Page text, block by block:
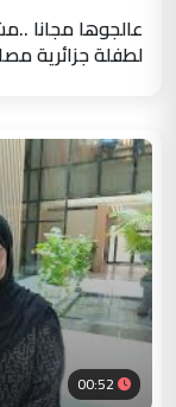
عالجوها مجانا
لطفلة جزائرية
00:52